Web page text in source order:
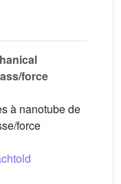
force
à nanotube de
force